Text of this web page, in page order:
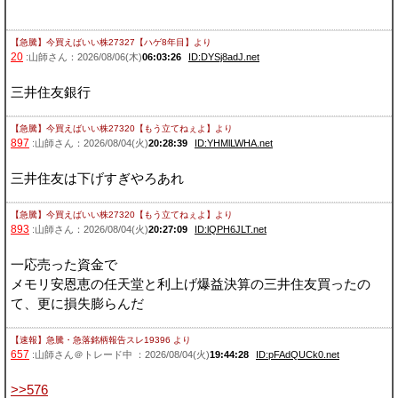
【急騰】今買えばいい株27327【ハゲ8年目】 より
20 :山師さん：2026/08/06(木)06:03:26 ID:DYSj8adJ.net
三井住友銀行
【急騰】今買えばいい株27320【もう立てねぇよ】 より
897 :山師さん：2026/08/04(火)20:28:39 ID:YHMlLWHA.net
三井住友は下げすぎやろあれ
【急騰】今買えばいい株27320【もう立てねぇよ】 より
893 :山師さん：2026/08/04(火)20:27:09 ID:lQPH6JLT.net
一応売った資金で
メモリ安恩恵の任天堂と利上げ爆益決算の三井住友買ったの
て、更に損失膨らんだ
【速報】急騰・急落銘柄報告スレ19396 より
657 :山師さん＠トレード中 ：2026/08/04(火)19:44:28 ID:pFAdQUCk0.net
>>576